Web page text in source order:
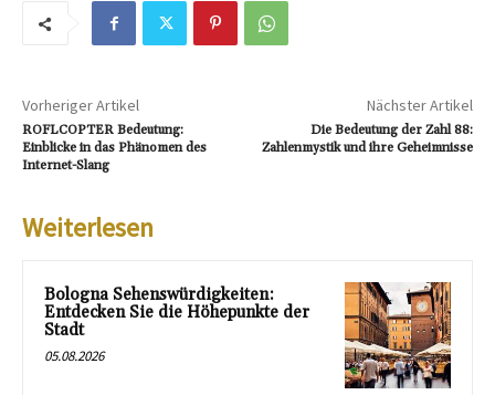
Vorheriger Artikel
ROFLCOPTER Bedeutung:
Einblicke in das Phänomen des
Internet-Slang
Nächster Artikel
Die Bedeutung der Zahl 88:
Zahlenmystik und ihre Geheimnisse
Weiterlesen
Bologna Sehenswürdigkeiten:
Entdecken Sie die Höhepunkte der
Stadt
05.08.2026